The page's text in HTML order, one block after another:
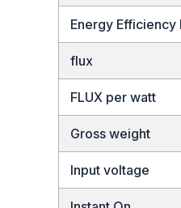
Energy Efficiency
flux
FLUX per watt
Gross weight
Input voltage